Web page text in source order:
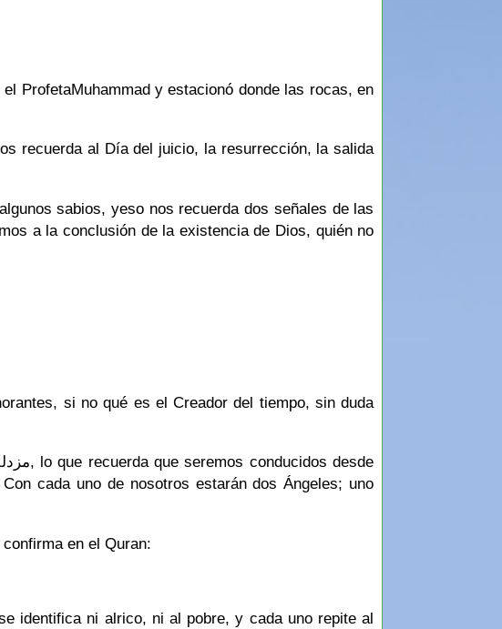
recuerda al Día del juicio, la resurrección, la salida
sabios, yeso nos recuerda dos señales de las
a la conclusión de la existencia de Dios, quién no
cada uno de nosotros estarán dos Ángeles; uno
en el Quran:
identifica ni alrico, ni al pobre, y cada uno repite al